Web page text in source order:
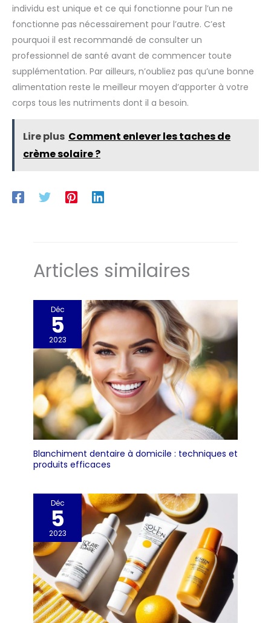
individu est unique et ce qui fonctionne pour l’un ne
fonctionne pas nécessairement pour l’autre. C’est
pourquoi il est recommandé de consulter un
professionnel de santé avant de commencer toute
supplémentation. Par ailleurs, n’oubliez pas qu’une bonne
alimentation reste le meilleur moyen d’apporter à votre
corps tous les nutriments dont il a besoin.
Lire plus Comment enlever les taches de
crème solaire ?
Articles similaires
Déc
5
2023
Blanchiment dentaire à domicile : techniques et
produits efficaces
Déc
5
2023